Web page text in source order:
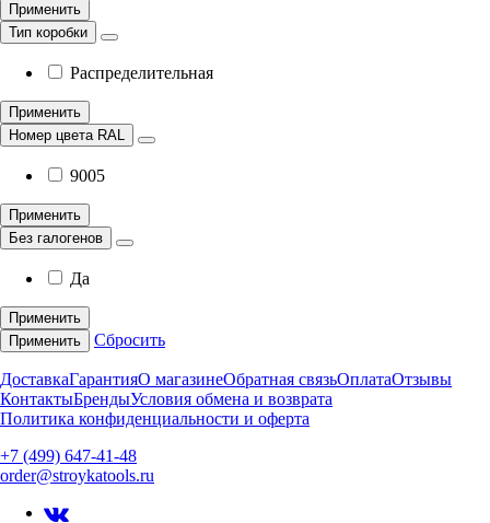
Применить
Тип коробки
Распределительная
Применить
Номер цвета RAL
9005
Применить
Без галогенов
Да
Применить
Применить
Сбросить
ДоставкаГарантияО магазинеОбратная связьОплатаОтзывы
КонтактыБрендыУсловия обмена и возврата
Политика конфиденциальности и оферта
+7 (499) 647-41-48
order@stroykatools.ru